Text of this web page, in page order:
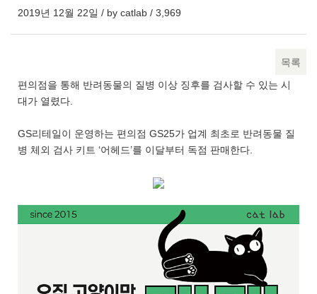
2019년 12월 22일 / by catlab / 3,969
목록
본문
편의점을 통해 반려동물의 질병 이상 징후를 검사할 수 있는 시
대가 열렸다.
GS리테일이 운영하는 편의점 GS25가 업계 최초로 반려동물 질
병 체외 검사 키트 ‘어헤드’를 이달부터 독점 판매한다.